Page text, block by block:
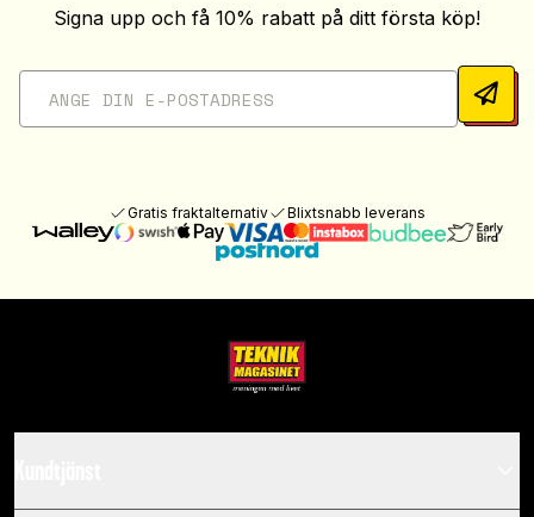
Signa upp och få 10% rabatt på ditt första köp!
Gratis fraktalternativ Blixtsnabb leverans